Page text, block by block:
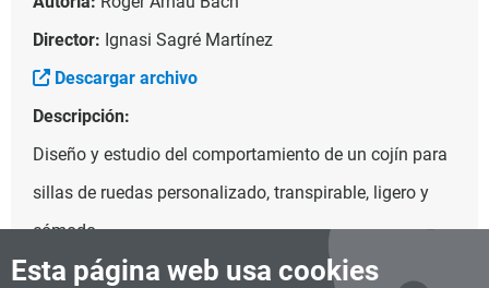
Esta página web usa cookies
Director: Ignasi Sagré Martínez
Descargar archivo
Descripción:
Diseño y estudio del comportamiento de un cojín para
sillas de ruedas personalizado, transpirable, ligero y
cómodo.